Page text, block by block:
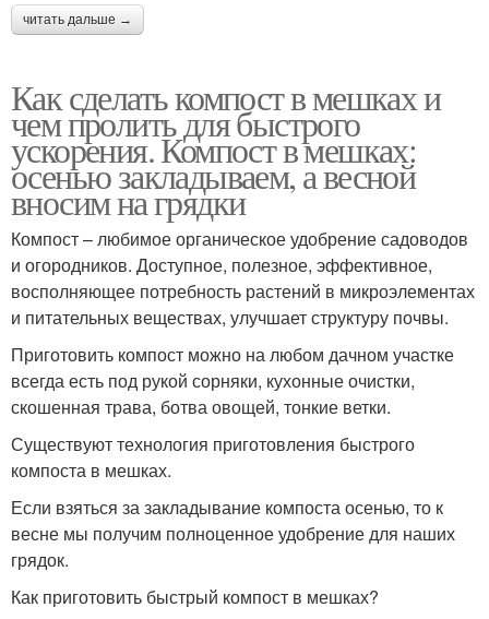
читать дальше →
Как сделать компост в мешках и
чем пролить для быстрого
ускорения. Компост в мешках:
осенью закладываем, а весной
вносим на грядки
Компост – любимое органическое удобрение садоводов
и огородников. Доступное, полезное, эффективное,
восполняющее потребность растений в микроэлементах
и питательных веществах, улучшает структуру почвы.
Приготовить компост можно на любом дачном участке
всегда есть под рукой сорняки, кухонные очистки,
скошенная трава, ботва овощей, тонкие ветки.
Существуют технология приготовления быстрого
компоста в мешках.
Если взяться за закладывание компоста осенью, то к
весне мы получим полноценное удобрение для наших
грядок.
Как приготовить быстрый компост в мешках?